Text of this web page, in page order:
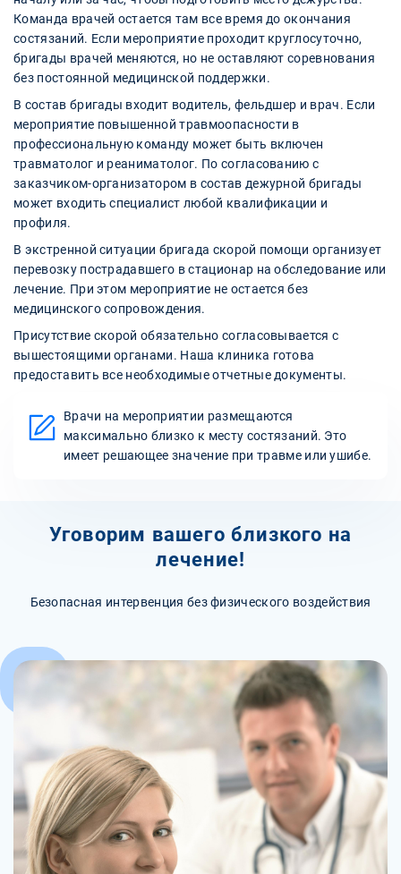
Команда врачей остается там все время до окончания
состязаний. Если мероприятие проходит круглосуточно,
бригады врачей меняются, но не оставляют соревнования
без постоянной медицинской поддержки.
В состав бригады входит водитель, фельдшер и врач. Если
мероприятие повышенной травмоопасности в
профессиональную команду может быть включен
травматолог и реаниматолог. По согласованию с
заказчиком-организатором в состав дежурной бригады
может входить специалист любой квалификации и
профиля.
В экстренной ситуации бригада скорой помощи организует
перевозку пострадавшего в стационар на обследование или
лечение. При этом мероприятие не остается без
медицинского сопровождения.
Присутствие скорой обязательно согласовывается с
вышестоящими органами. Наша клиника готова
предоставить все необходимые отчетные документы.
Врачи на мероприятии размещаются
максимально близко к месту состязаний. Это
имеет решающее значение при травме или ушибе.
Уговорим вашего близкого на
лечение!
Безопасная интервенция без физического воздействия